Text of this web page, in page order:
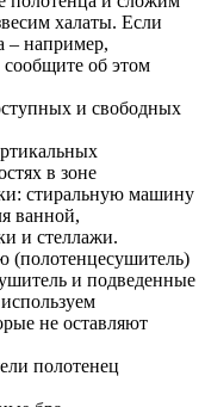
халаты. Если
– например,
об этом
и свободных
в зоне
стиральную машину
ванной,
и стеллажи.
(полотенцесушитель)
и подведенные
не оставляют
полотенец